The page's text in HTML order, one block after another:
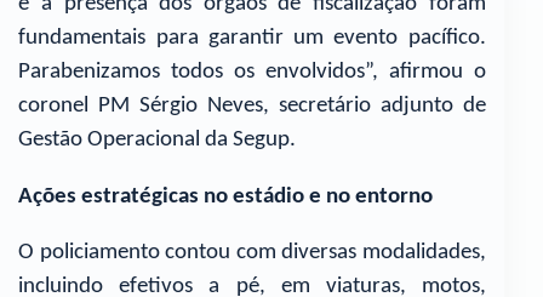
fundamentais para garantir um evento pacífico.
Parabenizamos todos os envolvidos”, afirmou o
coronel PM Sérgio Neves, secretário adjunto de
Gestão Operacional da Segup.
Ações estratégicas no estádio e no entorno
O policiamento contou com diversas modalidades,
incluindo efetivos a pé, em viaturas, motos,